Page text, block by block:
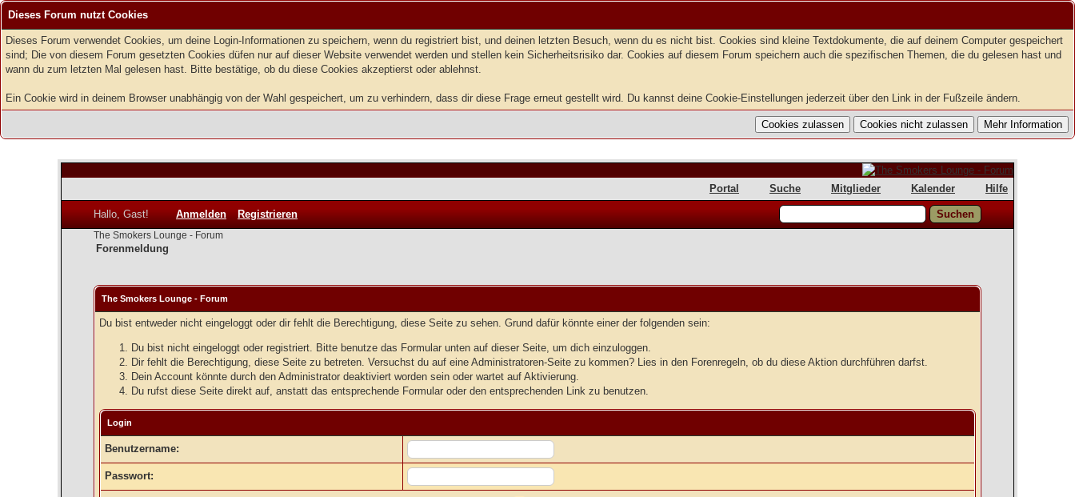
Dieses Forum nutzt Cookies
Dieses Forum verwendet Cookies, um deine Login-Informationen zu speichern, wenn du registriert bist, und deinen letzten Besuch, wenn du es nicht bist. Cookies sind kleine Textdokumente, die auf deinem Computer gespeichert
sind; Die von diesem Forum gesetzten Cookies düfen nur auf dieser Website verwendet werden und stellen kein Sicherheitsrisiko dar. Cookies auf diesem Forum speichern auch die spezifischen Themen, die du gelesen hast und
wann du zum letzten Mal gelesen hast. Bitte bestätige, ob du diese Cookies akzeptierst oder ablehnst.
Ein Cookie wird in deinem Browser unabhängig von der Wahl gespeichert, um zu verhindern, dass dir diese Frage erneut gestellt wird. Du kannst deine Cookie-Einstellungen jederzeit über den Link in der Fußzeile ändern.
Portal Suche Mitglieder Kalender Hilfe
Hallo, Gast! Anmelden Registrieren
The Smokers Lounge - Forum
Forenmeldung
The Smokers Lounge - Forum
Du bist entweder nicht eingeloggt oder dir fehlt die Berechtigung, diese Seite zu sehen. Grund dafür könnte einer der folgenden sein:
Du bist nicht eingeloggt oder registriert. Bitte benutze das Formular unten auf dieser Seite, um dich einzuloggen.
Dir fehlt die Berechtigung, diese Seite zu betreten. Versuchst du auf eine Administratoren-Seite zu kommen? Lies in den Forenregeln, ob du diese Aktion durchführen darfst.
Dein Account könnte durch den Administrator deaktiviert worden sein oder wartet auf Aktivierung.
Du rufst diese Seite direkt auf, anstatt das entsprechende Formular oder den entsprechenden Link zu benutzen.
Login
Benutzername:
Passwort: